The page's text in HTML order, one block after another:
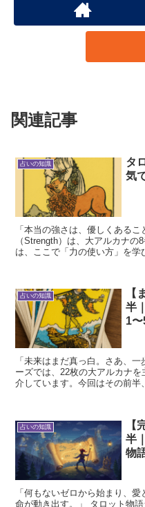
関連記事
占いの知識
タ
気
「本当の強さは、優しくある
（Strength）は、大アルカナ
は、ここで「力の使い方」を
占いの知識
【
半
1〜
「未来はまだ真っ白。さあ、
ーズでは、22枚の大アルカナ
介しています。今回はその前半
占いの知識
【
半
物
「何もないゼロから始まり、
命が動き出す。」 タロット物